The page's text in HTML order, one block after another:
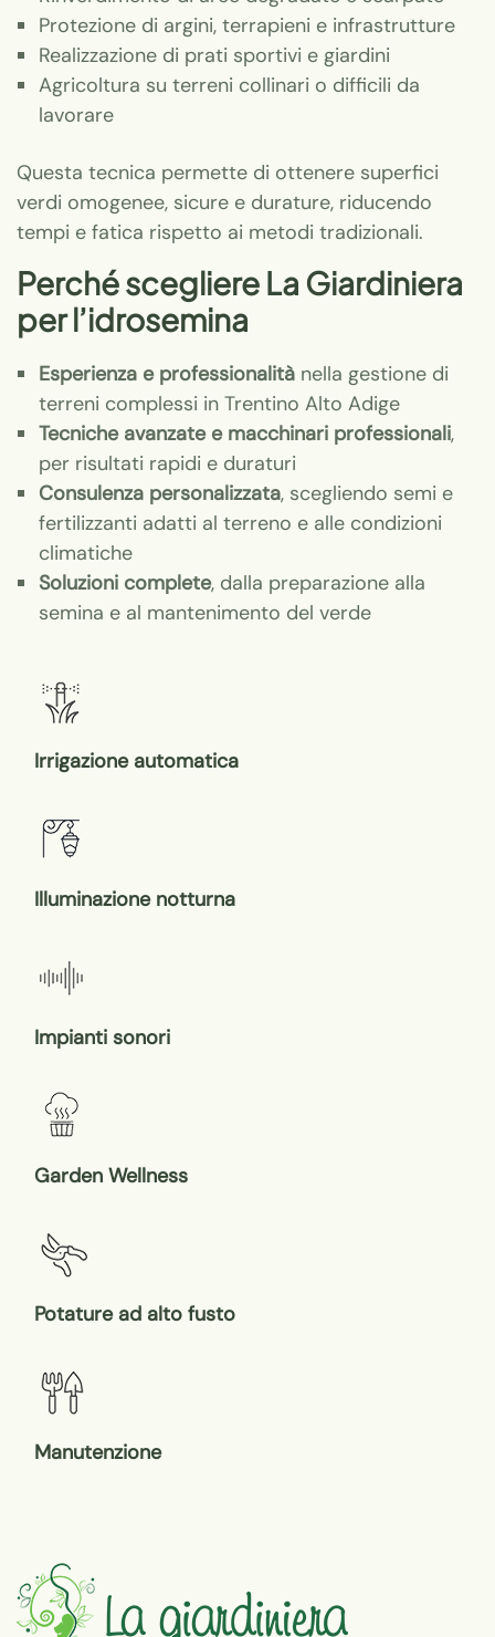
Protezione di argini, terrapieni e infrastrutture
Realizzazione di prati sportivi e giardini
Agricoltura su terreni collinari o difficili da
lavorare
Questa tecnica permette di ottenere superfici
verdi omogenee, sicure e durature, riducendo
tempi e fatica rispetto ai metodi tradizionali.
Perché scegliere La Giardiniera
per l’idrosemina
Esperienza e professionalità nella gestione di
terreni complessi in Trentino Alto Adige
Tecniche avanzate e macchinari professionali,
per risultati rapidi e duraturi
Consulenza personalizzata, scegliendo semi e
fertilizzanti adatti al terreno e alle condizioni
climatiche
Soluzioni complete, dalla preparazione alla
semina e al mantenimento del verde
Irrigazione automatica
Illuminazione notturna
Impianti sonori
Garden Wellness
Potature ad alto fusto
Manutenzione